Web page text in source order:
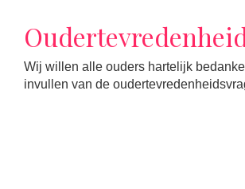
Wij willen alle ouders hartelijk
invullen van de